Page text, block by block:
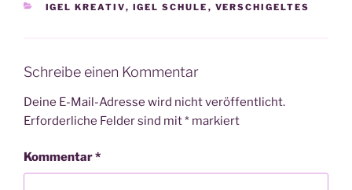
KATEGORIEN
IGEL KREATIV, IGEL SCHULE , VERSCHIGELTES
Schreibe einen Kommentar
Deine E-Mail-Adresse wird nicht veröffentlicht.
Erforderliche Felder sind mit* markiert
Kommentar*